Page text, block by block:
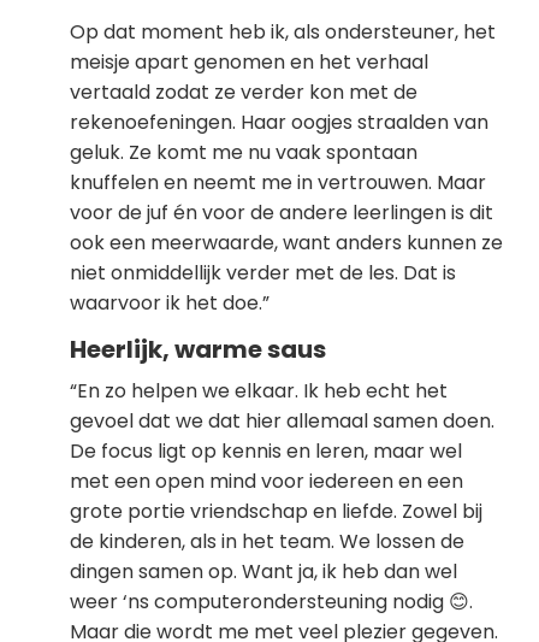
Op dat moment heb ik, als ondersteuner, het
meisje apart genomen en het verhaal
vertaald zodat ze verder kon met de
rekenoefeningen. Haar oogjes straalden van
geluk. Ze komt me nu vaak spontaan
knuffelen en neemt me in vertrouwen. Maar
voor de juf én voor de andere leerlingen is dit
ook een meerwaarde, want anders kunnen ze
niet onmiddellijk verder met de les. Dat is
waarvoor ik het doe.”
Heerlijk, warme saus
“En zo helpen we elkaar. Ik heb echt het
gevoel dat we dat hier allemaal samen doen.
De focus ligt op kennis en leren, maar wel
met een open mind voor iedereen en een
grote portie vriendschap en liefde. Zowel bij
de kinderen, als in het team. We lossen de
dingen samen op. Want ja, ik heb dan wel
weer ‘ns computerondersteuning nodig 😊.
Maar die wordt me met veel plezier gegeven.